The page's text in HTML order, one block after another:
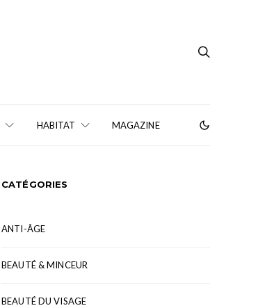
HABITAT MAGAZINE
CATÉGORIES
ANTI-ÂGE
BEAUTÉ & MINCEUR
BEAUTÉ DU VISAGE